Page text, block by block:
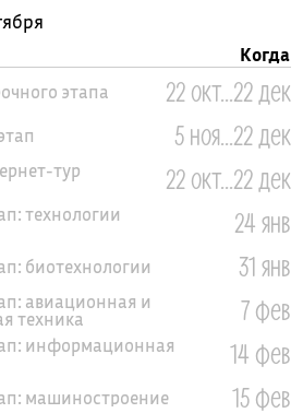
Когда
этапа
22 окт...22 дек
5 ноя...22 дек
тур 22 окт...22 дек
технологии 24 янв
биотехнологии 31 янв
авиационная и
техника 7 фев
информационная 14 фев
машиностроение 15 фев